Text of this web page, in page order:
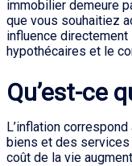
immobilier demeure
que vous souhaitiez
influence
hypothécaires et le
Qu’est-ce
L’inflation
biens et des services
coût de la vie